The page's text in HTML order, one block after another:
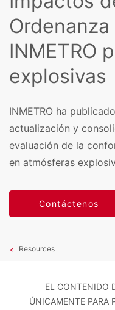
INMETRO
explosivas
INMETRO ha
actualización y
evaluación de la
en atmósferas
Contáctenos
Resources
EL CONTENIDO
ÚNICAMENTE PARA